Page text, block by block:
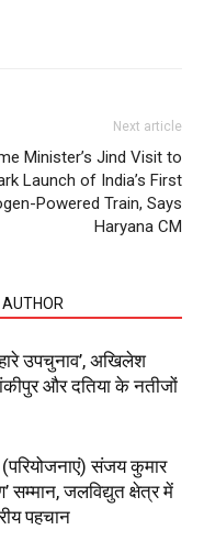
Next article
Minister’s Jind Visit to
Launch of India’s First
Powered Train, Says
Haryana CM
उपचुनाव’, अखिलेश
और दतिया के नतीजों
संजय कुमार
सम्मान, जलविद्युत क्षेत्र में
पहचान